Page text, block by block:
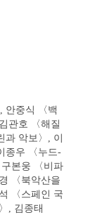
안중식 〈백
관호 〈해질
악보〉, 이
종우 〈누드-
본웅 〈비파
〈북악산을
〈스페인 국
, 김종태